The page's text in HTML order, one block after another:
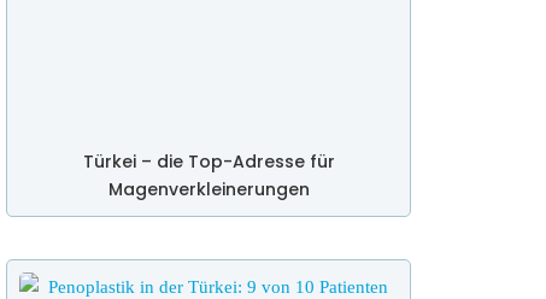
Türkei – die Top-Adresse für
Magenverkleinerungen